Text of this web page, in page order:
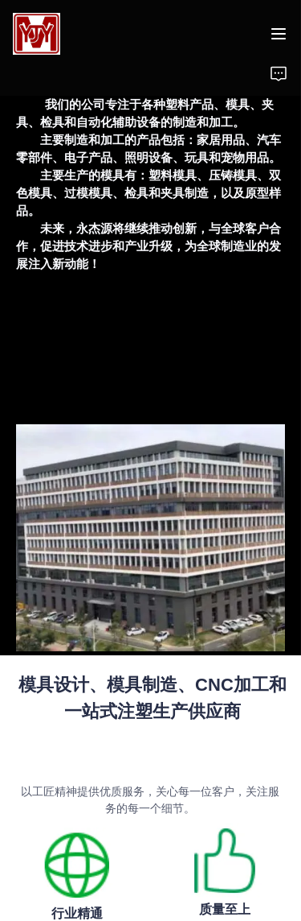
我们的公司专注于各种塑料产品、模具、夹
具、检具和自动化辅助设备的制造和加工。
主要制造和加工的产品包括：家居用品、汽车
零部件、电子产品、照明设备、玩具和宠物用品。
主要生产的模具有：塑料模具、压铸模具、双
色模具、过模模具、检具和夹具制造，以及原型样
品。
未来，永杰源将继续推动创新，与全球客户合
作，促进技术进步和产业升级，为全球制造业的发
展注入新动能！
模具设计、模具制造、CNC加工和
一站式注塑生产供应商
以工匠精神提供优质服务，关心每一位客户，关注服
务的每一个细节。
行业精通 质量至上
模具设计
模具
塑料产品
加工设备